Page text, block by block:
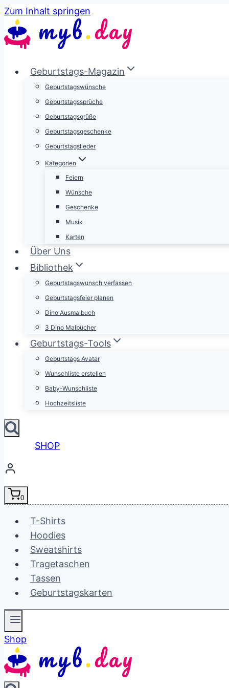
Zum Inhalt springen
Geburtstags-Magazin
Geburtstagswünsche
Geburtstagssprüche
Geburtstagsgrüße
Geburtstagsgeschenke
Geburtstagslieder
Kategorien
Feiern
Wünsche
Geschenke
Musik
Karten
Über Uns
Bibliothek
Geburtstagswunsch verfassen
Geburtstagsfeier planen
Dino Ausmalbuch
3 Dino Malbücher
Geburtstags-Tools
Geburtstags Avatar
Wunschliste erstellen
Baby-Wunschliste
Hochzeitsliste
SHOP
0
T-Shirts
Hoodies
Sweatshirts
Tragetaschen
Tassen
Geburtstagskarten
Shop